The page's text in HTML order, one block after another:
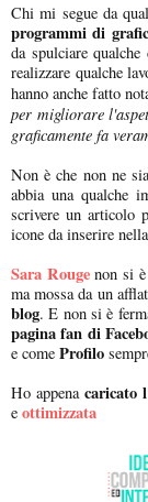
Chi mi segue da
programmi di
da spulciare
realizzare qualche
hanno anche fatto
per migliorare
graficamente fa
Non è che non ne
abbia una qualche
scrivere un articolo
icone da inserire
Sara Rougenon si è
ma mossa da un
blog. E non si è
pagina fan di
e come Profilo
Ho appenacaricato
e ottimizzata